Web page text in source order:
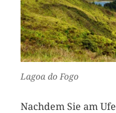
Lagoa do Fogo
Nachdem Sie am